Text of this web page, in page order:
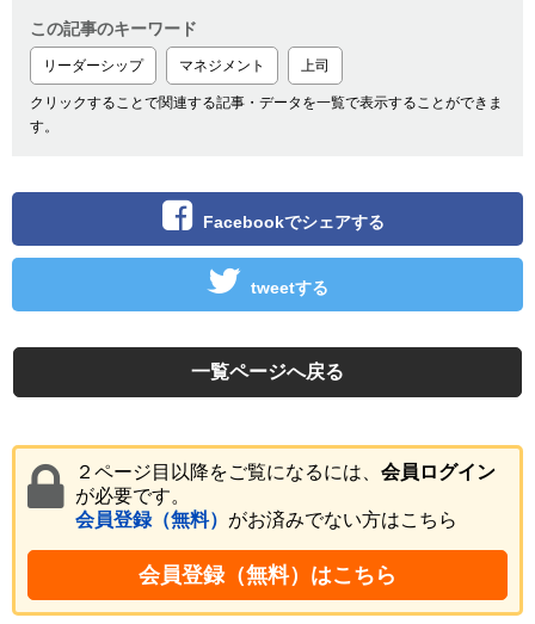
この記事のキーワード
リーダーシップ マネジメント 上司
クリックすることで関連する記事・データを一覧で表示することができま
す。
Facebookでシェアする
tweetする
一覧ページへ戻る
２ページ目以降をご覧になるには、 会員ログイン
が必要です。
会員登録（無料） がお済みでない方はこちら
会員登録（無料）はこちら